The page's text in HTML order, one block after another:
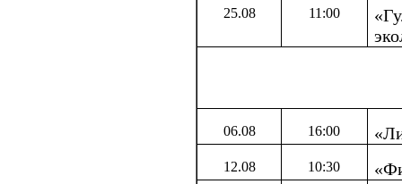
25.08 11:00
06.08 16:00
12.08 10:30